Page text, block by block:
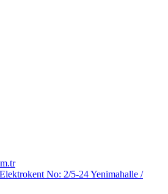
No: 2/5-24 Yenimahalle /